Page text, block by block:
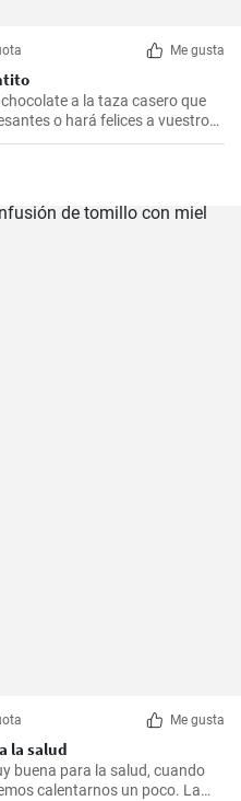
Me gusta
a la taza casero que
o hará felices a vuestros
Me gusta
la salud
buena para la salud, cuando
calentarnos un poco. La